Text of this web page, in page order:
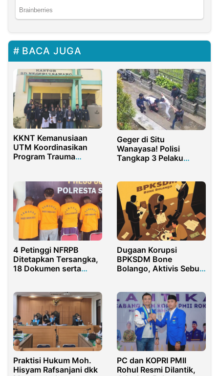
BACA JUGA
KKNT Kemanusiaan
UTM Koordinasikan
Program Trauma
Geger di Situ
Wanayasa! Polisi
Tangkap 3 Pelaku
4 Petinggi NFRPB
Ditetapkan Tersangka,
18 Dokumen serta
Dugaan Korupsi
BPKSDM Bone
Bolango, Aktivis Sebut
Praktisi Hukum Moh.
Hisyam Rafsanjani dkk
PC dan KOPRI PMII
Rohul Resmi Dilantik,